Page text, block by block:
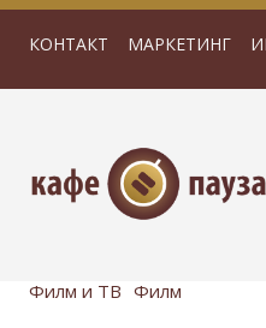
КОНТАКТ МАРКЕТИНГ
Филм и ТВ Филм